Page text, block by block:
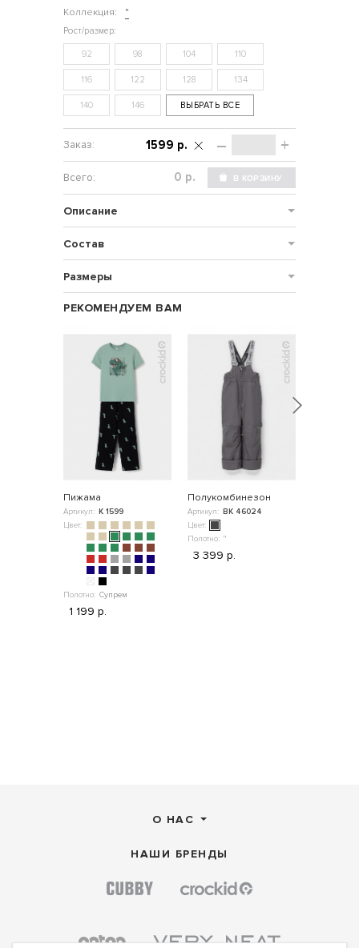
Коллекция:
"
92 98 104 110
116 122 128 134
140 146 ВЫБРАТЬ ВСЕ
– +
1599 р.
р.
Описание
Состав
Размеры
РЕКОМЕНДУЕМ ВАМ
Пижама
Артикул: К 1599
Цвет:
Полотно: Супрем
1 199 р.
Полукомбинезон
Артикул: ВК 46024
Цвет:
Полотно: "
3 399 р.
О НАС
НАШИ БРЕНДЫ